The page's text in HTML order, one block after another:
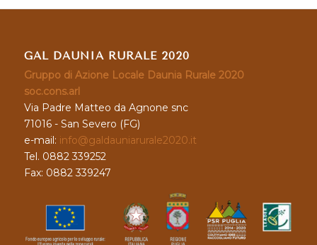
GAL DAUNIA RURALE 2020
Gruppo di Azione Locale Daunia Rurale 2020
soc.cons.arl
Via Padre Matteo da Agnone snc
71016 - San Severo (FG)
e-mail: info@galdauniarurale2020.it
Tel. 0882 339252
Fax: 0882 339247